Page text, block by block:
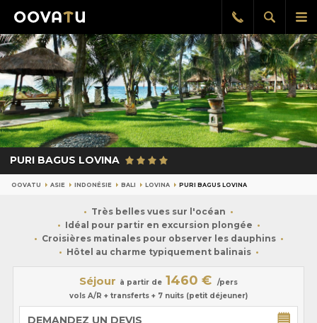
le
Afficher
la
Rappel
gratuit
PURI BAGUS LOVINA
OOVATU ASIE INDONÉSIE BALI LOVINA PURI BAGUS LOVINA
Très belles vues sur l'océan
Idéal pour partir en excursion plongée
Croisières matinales pour observer les dauphins
Hôtel au charme typiquement balinais
Séjour à partir de 1460 €
/pers
vols A/R + transferts + 7 nuits (petit déjeuner)
DEMANDEZ UN DEVIS